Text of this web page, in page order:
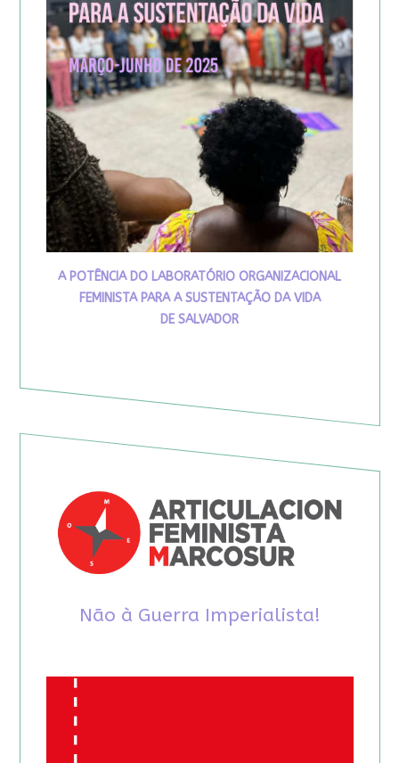
A POTÊNCIA DO LABORATÓRIO ORGANIZACIONAL
FEMINISTA PARA A SUSTENTAÇÃO DA VIDA
DE SALVADOR
Não à Guerra Imperialista!